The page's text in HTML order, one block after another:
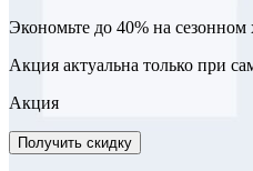
Экономьте до 40% на
Акция актуальна только при
Акция
Получить скидку